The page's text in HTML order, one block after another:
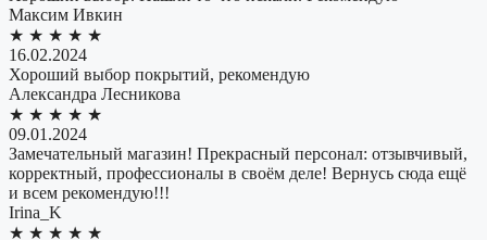
Максим Ивкин
★ ★ ★ ★ ★
16.02.2024
Хороший выбор покрытий, рекомендую
Александра Лесникова
★ ★ ★ ★ ★
09.01.2024
Замечательный магазин! Прекрасный персонал: отзывчивый,
корректный, профессионалы в своём деле! Вернусь сюда ещё
и всем рекомендую!!!
​Irina_K
★ ★ ★ ★ ★